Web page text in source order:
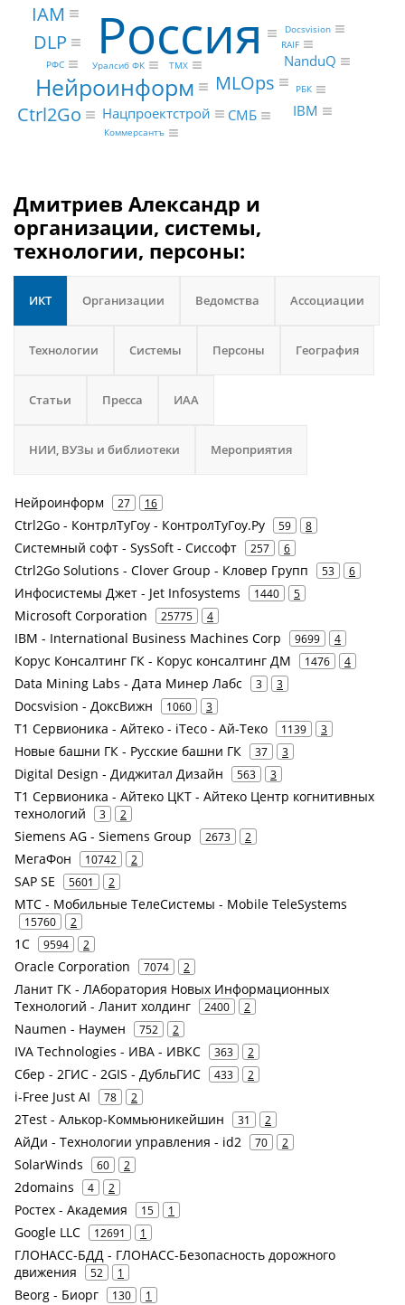
Россия
Нейроинформ MLOps
IAM
Ctrl2Go
DLP
Нацпроектстрой СМБ IBM
NanduQ
Docsvision
Уралсиб ФК ТМХ
РФС
RAIF
РБК
Коммерсантъ
Дмитриев Александр и
организации, системы,
технологии, персоны:
ИКТ Организации Ведомства Ассоциации
Технологии Системы Персоны География
Статьи Пресса ИАА
НИИ, ВУЗы и библиотеки Мероприятия
Нейроинформ 27 16
Ctrl2Go - КонтрлТуГоу - КонтролТуГоу.Ру 59 8
Системный софт - SysSoft - Сиссофт 257 6
Ctrl2Go Solutions - Clover Group - Кловер Групп 53 6
Инфосистемы Джет - Jet Infosystems 1440 5
Microsoft Corporation 25775 4
IBM - International Business Machines Corp 9699 4
Корус Консалтинг ГК - Корус консалтинг ДМ 1476 4
Data Mining Labs - Дата Минер Лабс 3 3
Docsvision - ДоксВижн 1060 3
Т1 Сервионика - Айтеко - iTeco - Ай-Теко 1139 3
Новые башни ГК - Русские башни ГК 37 3
Digital Design - Диджитал Дизайн 563 3
Т1 Сервионика - Айтеко ЦКТ - Айтеко Центр когнитивных
технологий
3 2
Siemens AG - Siemens Group 2673 2
МегаФон 10742 2
SAP SE 5601 2
МТС - Мобильные ТелеСистемы - Mobile TeleSystems
15760 2
1С 9594 2
Oracle Corporation 7074 2
Ланит ГК - ЛАборатория Новых Информационных
Технологий - Ланит холдинг
2400 2
Naumen - Наумен 752 2
IVA Technologies - ИВА - ИВКС 363 2
Сбер - 2ГИС - 2GIS - ДубльГИС 433 2
i-Free Just AI 78 2
2Test - Алькор-Коммьюникейшин 31 2
АйДи - Технологии управления - id2 70 2
SolarWinds 60 2
2domains 4 2
Ростех - Академия 15 1
Google LLC 12691 1
ГЛОНАСС-БДД - ГЛОНАСС-Безопасность дорожного
движения
52 1
Beorg - Биорг 130 1